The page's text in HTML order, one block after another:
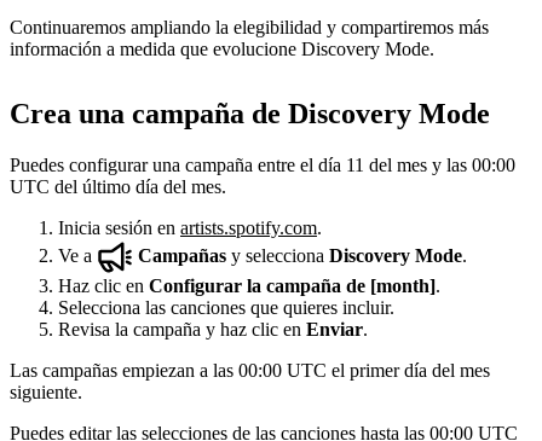
Continuaremos ampliando la elegibilidad y compartiremos más
información a medida que evolucione Discovery Mode.
Crea una campaña de Discovery Mode
Puedes configurar una campaña entre el día 11 del mes y las 00:00
UTC del último día del mes.
Inicia sesión en artists.spotify.com.
Ve a
Campañas y selecciona Discovery Mode.
Haz clic en Configurar la campaña de [month].
Selecciona las canciones que quieres incluir.
Revisa la campaña y haz clic en Enviar.
Las campañas empiezan a las 00:00 UTC el primer día del mes
siguiente.
Puedes editar las selecciones de las canciones hasta las 00:00 UTC